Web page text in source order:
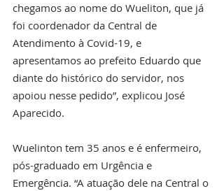
chegamos ao nome do Wueliton, que já
foi coordenador da Central de
Atendimento à Covid-19, e
apresentamos ao prefeito Eduardo que
diante do histórico do servidor, nos
apoiou nesse pedido”, explicou José
Aparecido.
Wuelinton tem 35 anos e é enfermeiro,
pós-graduado em Urgência e
Emergência. “A atuação dele na Central o